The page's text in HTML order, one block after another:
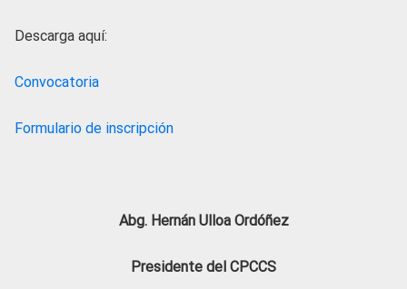
Descarga aquí:
Convocatoria
Formulario de inscripción
Abg. Hernán Ulloa Ordóñez
Presidente del CPCCS